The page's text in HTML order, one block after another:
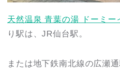
天然温泉 青葉の湯 ドーミー
り駅は、JR仙台駅。
または地下鉄南北線の広瀬通